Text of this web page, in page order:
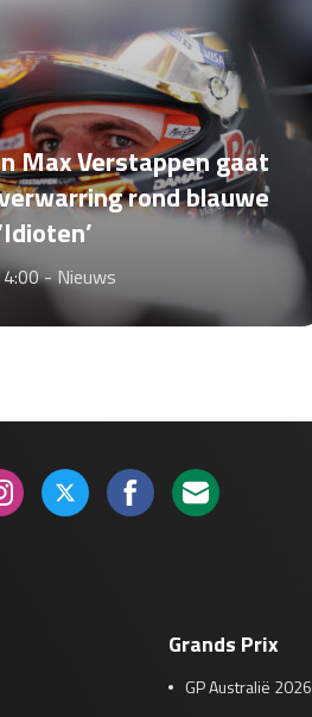
Max Verstappen gaat
rond blauwe
-Nieuws
Grands Prix
GP Australië 2026